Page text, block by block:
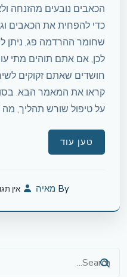
הכאבים נובעים מהזנחה
כדי להפחית את הכאבים
שחומר ההרדמה פג, ניתן
לכן, אם אתם תוהים מתי
חושדים שאתם זקוקים
קראו את המאמר הבא.
על טיפול שורש תהליך, מה
טען עוד
By מאיה אין